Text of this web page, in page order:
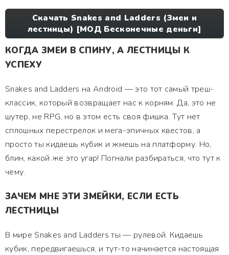
Скачать Snakes and Ladders (Змеи и
лестницы) [МОД Бесконечные деньги]
КОГДА ЗМЕИ В СПИНУ, А ЛЕСТНИЦЫ К
УСПЕХУ
Snakes and Ladders на Android — это тот самый треш-
классик, который возвращает нас к корням. Да, это не
шутер, не RPG, но в этом есть своя фишка. Тут нет
сплошных перестрелок и мега-эпичных квестов, а
просто ты кидаешь кубик и жмешь на платформу. Но,
блин, какой же это угар! Погнали разбираться, что тут к
чему.
ЗАЧЕМ МНЕ ЭТИ ЗМЕЙКИ, ЕСЛИ ЕСТЬ
ЛЕСТНИЦЫ
В мире Snakes and Ladders ты — рулевой. Кидаешь
кубик, передвигаешься, и тут-то начинается настоящая